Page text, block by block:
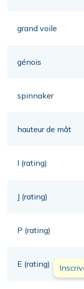
grand voile
génois
spinnaker
hauteur de mât
I (rating)
J (rating)
P (rating)
E (rating)